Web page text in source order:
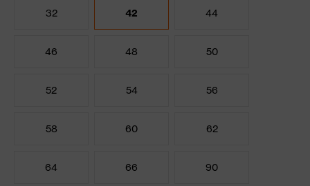
32 42 44
46 48 50
52 54 56
58 60 62
64 66 90